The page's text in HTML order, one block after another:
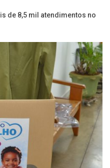
de 8,5 mil atendimentos no